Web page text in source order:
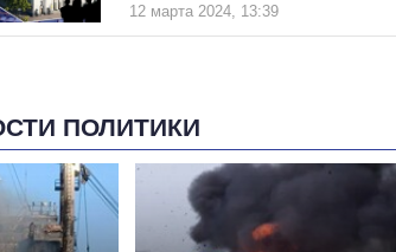
12 марта 2024, 13:39
ПОЛИТИКИ